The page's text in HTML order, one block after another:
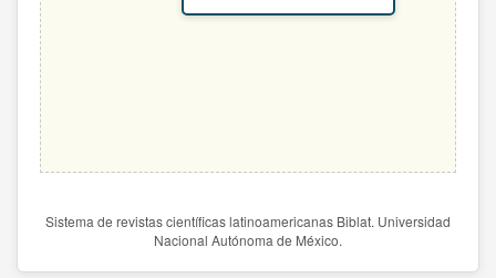
Sistema de revistas científicas latinoamericanas Biblat. Universidad
Nacional Autónoma de México.